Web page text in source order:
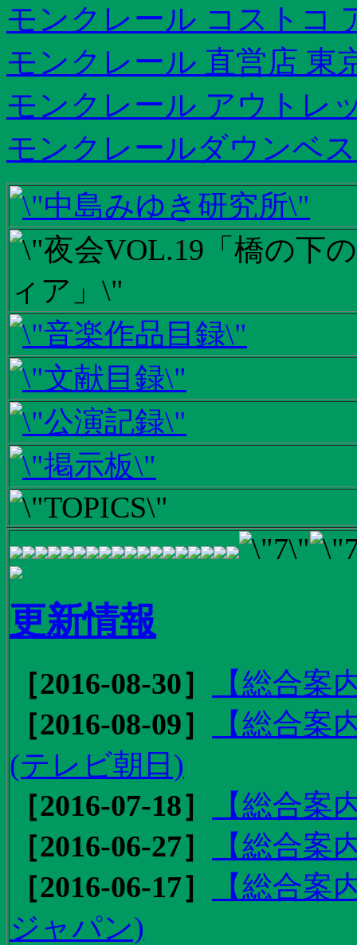
モンクレール コストコ
モンクレール 直営店 東
モンクレール アウトレ
モンクレールダウンベ
更新情報
［2016-08-30］
【総合
［2016-08-09］
【総合
(テレビ朝日)
［2016-07-18］
【総合案
［2016-06-27］
【総合案
［2016-06-17］
【総合
ジャパン)